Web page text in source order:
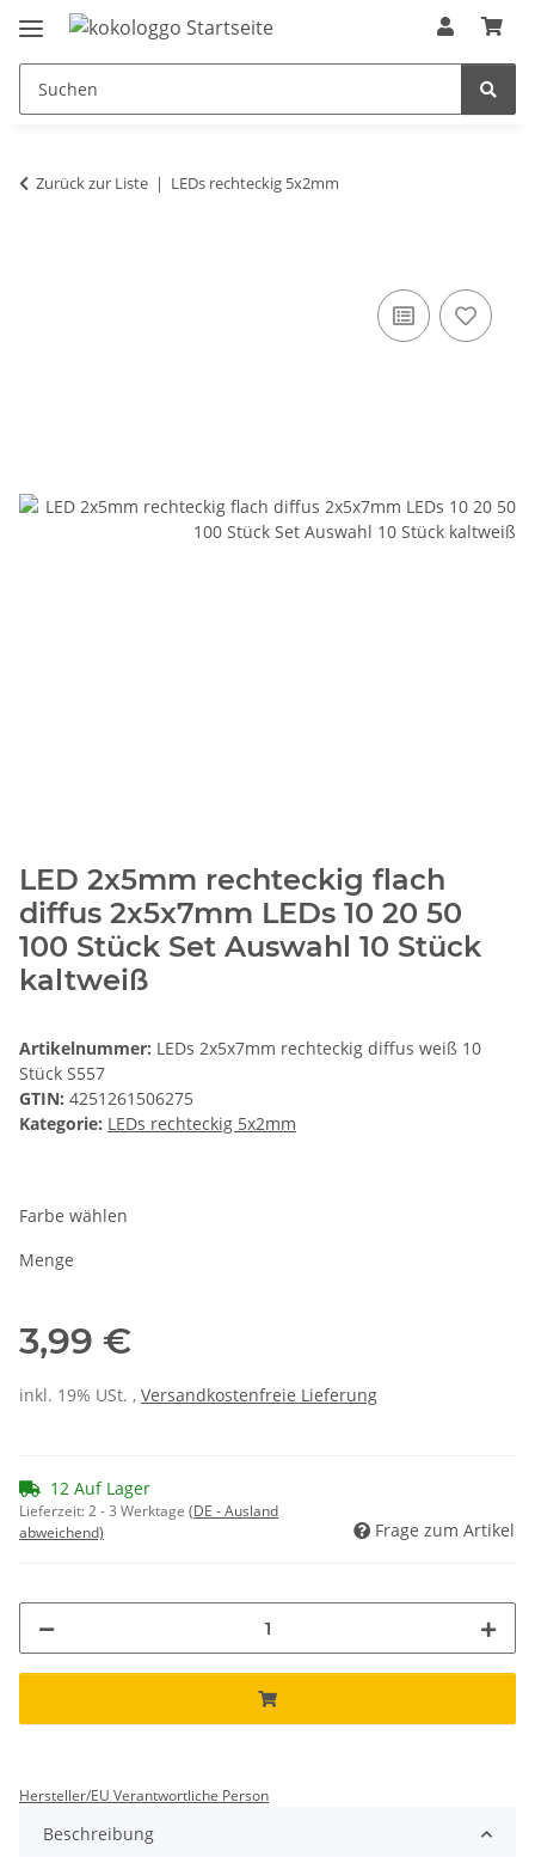
Zurück zur Liste LEDs rechteckig 5x2mm
LED 2x5mm rechteckig flach
diffus 2x5x7mm LEDs 10 20 50
100 Stück Set Auswahl 10 Stück
kaltweiß
Artikelnummer: LEDs 2x5x7mm rechteckig diffus weiß 10
Stück S557
GTIN: 4251261506275
Kategorie: LEDs rechteckig 5x2mm
Farbe wählen
Menge
3,99 €
inkl. 19% USt. , Versandkostenfreie Lieferung
12 Auf Lager
Lieferzeit:2 - 3 Werktage (DE - Ausland
abweichend)
Frage zum Artikel
Hersteller/EU Verantwortliche Person
Beschreibung